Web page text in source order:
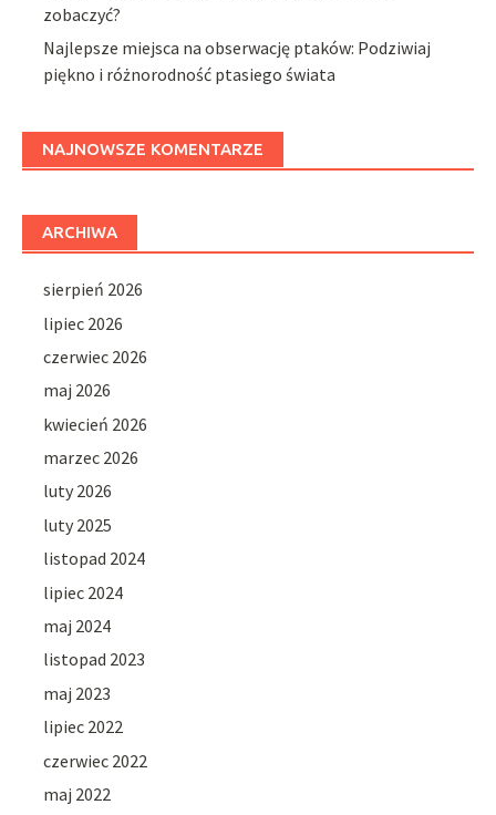
zobaczyć?
Najlepsze miejsca na obserwację ptaków: Podziwiaj
piękno i różnorodność ptasiego świata
NAJNOWSZE KOMENTARZE
ARCHIWA
sierpień 2026
lipiec 2026
czerwiec 2026
maj 2026
kwiecień 2026
marzec 2026
luty 2026
luty 2025
listopad 2024
lipiec 2024
maj 2024
listopad 2023
maj 2023
lipiec 2022
czerwiec 2022
maj 2022